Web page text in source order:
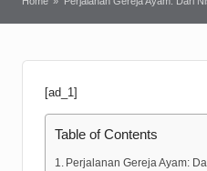
[ad_1]
Table of Contents
Perjalanan Gereja Ayam: